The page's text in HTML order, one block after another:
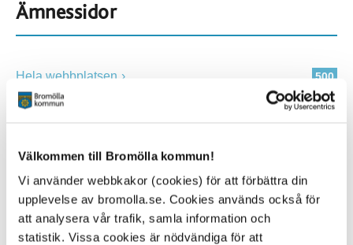
Välkommen till Bromölla kommun!
Vi använder webbkakor (cookies) för att förbättra din
upplevelse av bromolla.se. Cookies används också för
att analysera vår trafik, samla information och
statistik. Vissa cookies är nödvändiga för att
Ämnessidor
500
Hela webbplatsen
Alla platser